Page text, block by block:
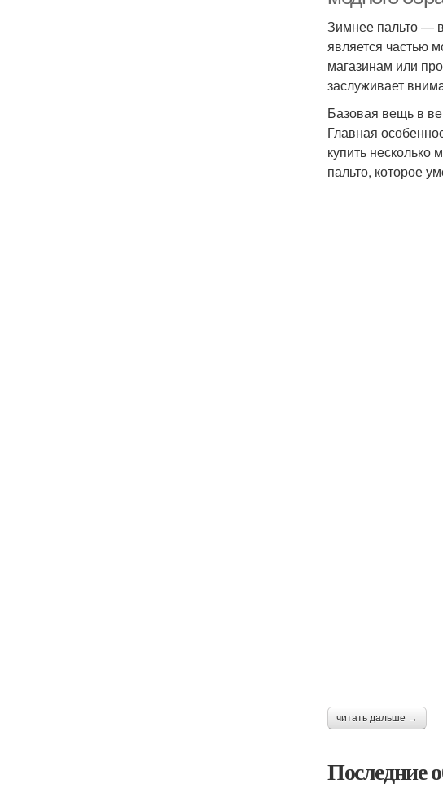
Зимнее пальто —
является частью
магазинам или
заслуживает
Базовая вещь в
Главная
купить
пальто, которое
читать дальше →
Последние